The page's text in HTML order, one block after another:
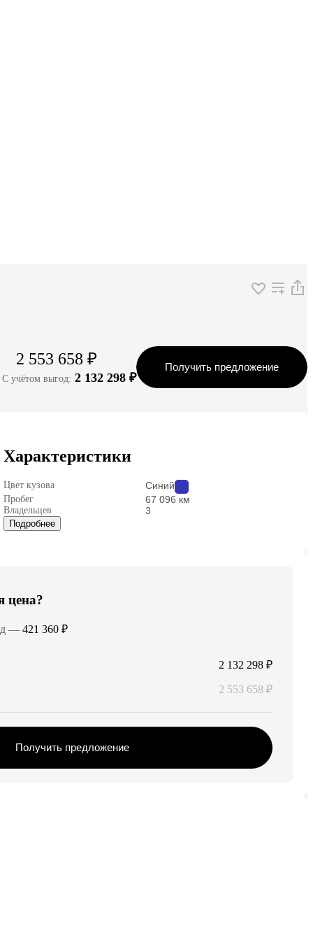
2 553 658 ₽
С учётом выгод: 2 132 298 ₽
Получить предложение
Характеристики
Цвет кузова Синий
Пробег 67 096 км
Владельцев 3
Подробнее
цена?
— 421 360 ₽
2 132 298 ₽
2 553 658 ₽
Получить предложение